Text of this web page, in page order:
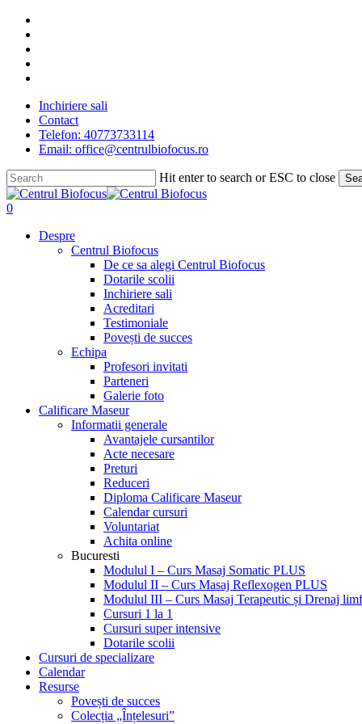
Skip
main
content
Inchiriere sali
Contact
Telefon: 40773733114
Email: office@centrulbiofocus.ro
Hit enter to search or ESC to close
Close
Search
search
0
Despre
Centrul Biofocus
De ce sa alegi Centrul Biofocus
Dotarile scolii
Inchiriere sali
Acreditari
Testimoniale
Povești de succes
Echipa
Profesori invitati
Parteneri
Galerie foto
Calificare Maseur
Informatii generale
Avantajele cursantilor
Acte necesare
Preturi
Reduceri
Diploma Calificare Maseur
Calendar cursuri
Voluntariat
Achita online
Bucuresti
Modulul I – Curs Masaj Somatic PLUS
Modulul II – Curs Masaj Reflexogen PLUS
Modulul III – Curs Masaj Terapeutic și Drenaj
Cursuri 1 la 1
Cursuri super intensive
Dotarile scolii
Cursuri de specializare
Calendar
Resurse
Povești de succes
Colecția „Înțelesuri”